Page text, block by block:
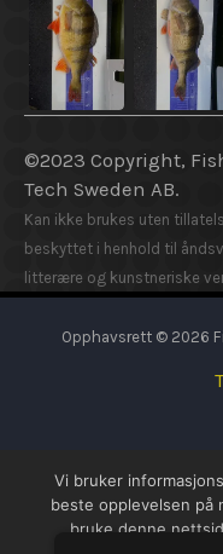
©2023 Copyright,
Tech Sweden AB.
Kan ikke brukes uten
beskyttet i henhold til
litterære og kunstneriske
Opphavsrett © 2026
Vi bruker
beste opplevelsen
bruke denne